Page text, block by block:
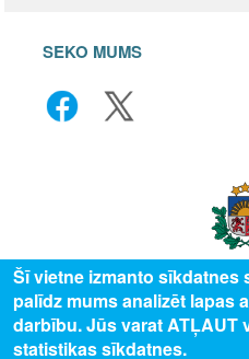
SEKO MUMS
© 2025 Valsts izglītības attīstības
Šī vietne izmanto sīkdatnes
palīdz mums analizēt lapas
darbību. Jūs varat ATĻAUT
statistikas sīkdatnes.